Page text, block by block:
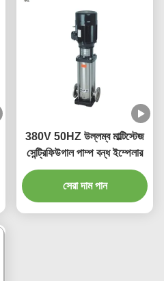
380V 50HZ উল্লম্ব মাল্টিস্টেজ
সেন্ট্রিফিউগাল পাম্প বন্ধ ইম্পেলার
সেরা দাম পান